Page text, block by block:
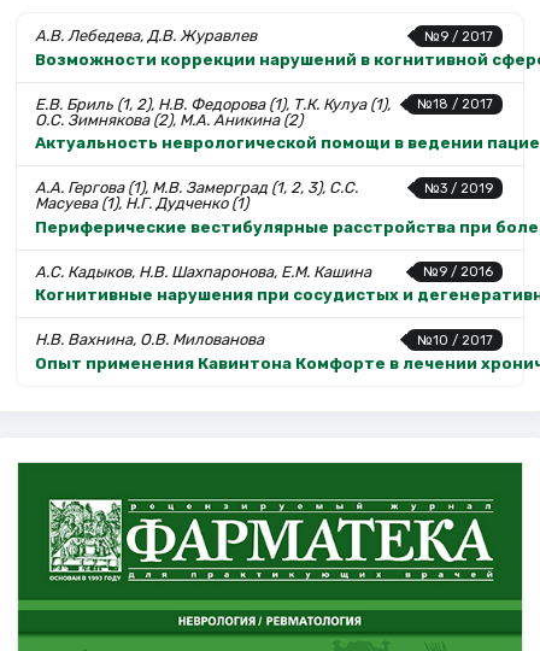
№9 / 2017
А.В. Лебедева, Д.В. Журавлев
Возможности коррекции нарушений в когнитивной
№18 / 2017
Е.В. Бриль (1, 2), Н.В. Федорова (1), Т.К. Кулуа (1),
О.С. Зимнякова (2), М.А. Аникина (2)
Актуальность неврологической помощи в ведении
№3 / 2019
А.А. Гергова (1), М.В. Замерград (1, 2, 3), С.С.
Масуева (1), Н.Г. Дудченко (1)
Периферические вестибулярные расстройства при
№9 / 2016
А.С. Кадыков, Н.В. Шахпаронова, Е.М. Кашина
Когнитивные нарушения при сосудистых и
№10 / 2017
Н.В. Вахнина, О.В. Милованова
Опыт применения Кавинтона Комфорте в лечении